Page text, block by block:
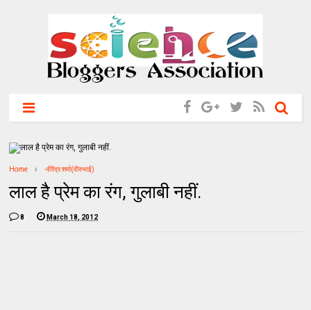
Home -वीरेंद्र शर्मा(वीरुभाई)
लाल है प्रेम का रंग, गुलाबी नहीं.
8 March 18, 2012